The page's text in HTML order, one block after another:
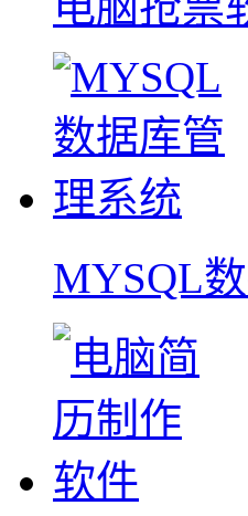
MYSQL